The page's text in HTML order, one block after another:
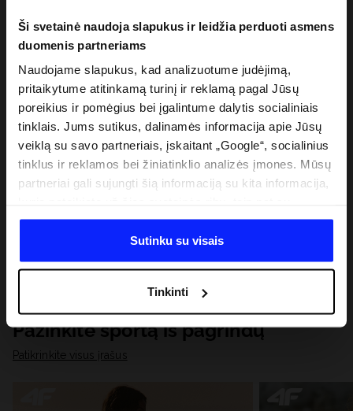
Ši svetainė naudoja slapukus ir leidžia perduoti asmens
duomenis partneriams
Naudojame slapukus, kad analizuotume judėjimą,
pritaikytume atitinkamą turinį ir reklamą pagal Jūsų
poreikius ir pomėgius bei įgalintume dalytis socialiniais
tinklais. Jums sutikus, dalinamės informacija apie Jūsų
veiklą su savo partneriais, įskaitant „Google“, socialinius
tinklus ir reklamos bei žiniatinklio analizės įmones. Mūsų
partneriai gali sujungti šią informaciją su kita informacija,
duomenimis, kuriuos jie gauna, kai naudojatės jų
paslaugomis. Gavus Jūsų leidimą, mes galime perduoti
Jūsų asmeninę informaciją savo partneriams, siekdami
analitinius tyrimus, pritaikyti turinį ir tobulinti mūsų
partnerių siūlomus sprendimus (pvz., socialinius tinklus).
Išsamią informaciją rasite mūsų Privatumo politikoje ir
skiltyje „Išsami informacija“.
Sutinku su visais
Tinkinti
Pažinkite sportą iš pagrindų
Patikrinkite visus įrašus